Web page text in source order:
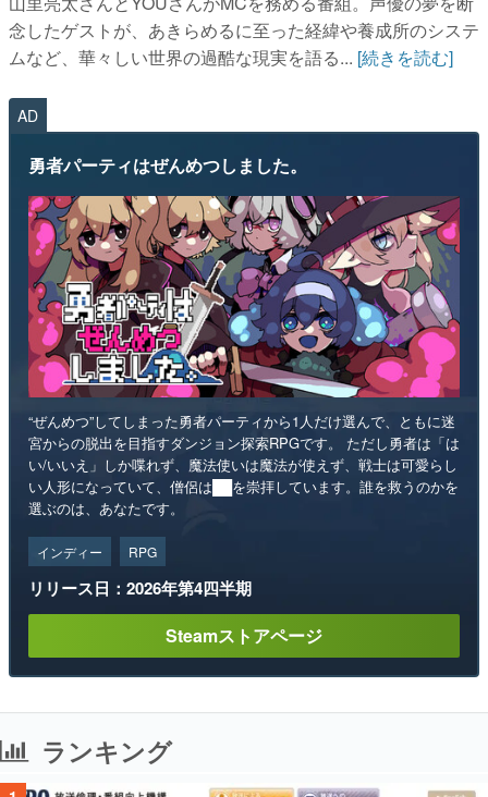
運営：株式会社マレ
AD
“ぜんめつ”してしまった勇者パーティから1人だけ選んで、ともに迷
宮からの脱出を目指すダンジョン探索RPGです。 ただし勇者は「は
い/いいえ」しか喋れず、魔法使いは魔法が使えず、戦士は可愛らし
選ぶのは、あなたです。
インディー RPG
リリース日：2026年第4四半期
ランキング
1